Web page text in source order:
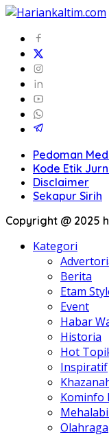
Pedoman
Kode Etik
Disclaimer
Sekapur Sirih
Copyright @ 2025
Kategori
Berita
Etam
Event
Habar
Historia
Hot
Inspiratif
Kominfo
Olahraga